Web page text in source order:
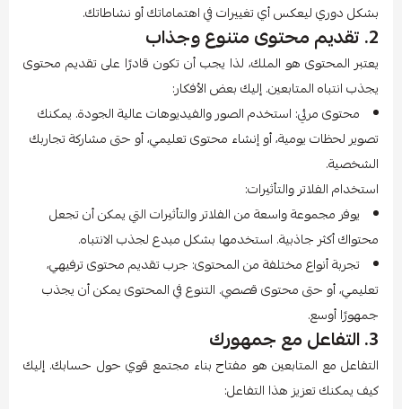
بشكل دوري ليعكس أي تغييرات في اهتماماتك أو نشاطاتك.
2. تقديم محتوى متنوع وجذاب
يعتبر المحتوى هو الملك، لذا يجب أن تكون قادرًا على تقديم محتوى
يجذب انتباه المتابعين. إليك بعض الأفكار:
محتوى مرئي: استخدم الصور والفيديوهات عالية الجودة. يمكنك
تصوير لحظات يومية، أو إنشاء محتوى تعليمي، أو حتى مشاركة تجاربك
الشخصية.
استخدام الفلاتر والتأثيرات:
يوفر مجموعة واسعة من الفلاتر والتأثيرات التي يمكن أن تجعل
محتواك أكثر جاذبية. استخدمها بشكل مبدع لجذب الانتباه.
تجربة أنواع مختلفة من المحتوى: جرب تقديم محتوى ترفيهي،
تعليمي، أو حتى محتوى قصصي. التنوع في المحتوى يمكن أن يجذب
جمهورًا أوسع.
3. التفاعل مع جمهورك
التفاعل مع المتابعين هو مفتاح بناء مجتمع قوي حول حسابك. إليك
كيف يمكنك تعزيز هذا التفاعل: